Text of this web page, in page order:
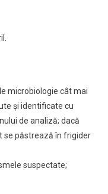
microbiologie cât mai
şi identificate cu
de analiză; dacă
se păstrează în frigider
suspectate;